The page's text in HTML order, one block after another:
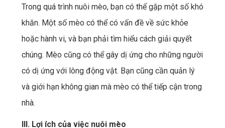
Trong quá trình nuôi mèo, bạn có thể gặp một số khó
khăn. Một số mèo có thể có vấn đề về sức khỏe
hoặc hành vi, và bạn phải tìm hiểu cách giải quyết
chúng. Mèo cũng có thể gây dị ứng cho những người
có dị ứng với lông động vật. Bạn cũng cần quản lý
và giới hạn không gian mà mèo có thể tiếp cận trong
nhà.
III. Lợi ích của việc nuôi mèo